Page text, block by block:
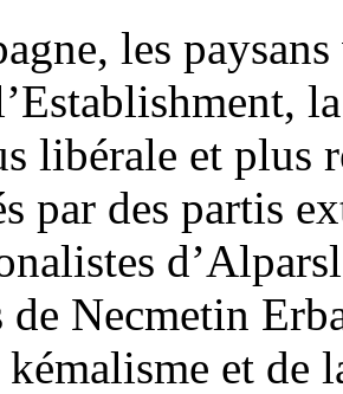
les
libérale et plus
par des partis
d’
de Necmetin
et de